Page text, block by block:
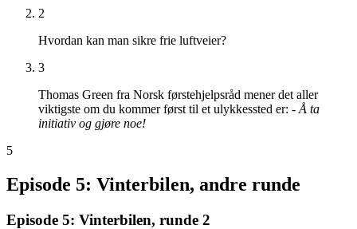
2
Hvordan kan man sikre frie luftveier?
3
Thomas Green fra Norsk førstehjelpsråd mener det aller
viktigste om du kommer først til et ulykkessted er: - Å ta
initiativ og gjøre noe!
5
Episode 5: Vinterbilen, andre runde
Episode 5: Vinterbilen, runde 2